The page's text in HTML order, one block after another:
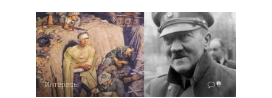
Интересы 0